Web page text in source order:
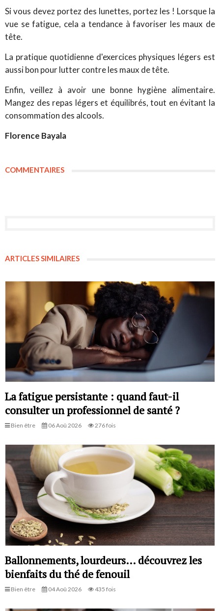
Si vous devez portez des lunettes, portez les ! Lorsque la
vue se fatigue, cela a tendance à favoriser les maux de
tête.
La pratique quotidienne d'exercices physiques légers est
aussi bon pour lutter contre les maux de tête.
Enfin, veillez à avoir une bonne hygiène alimentaire.
Mangez des repas légers et équilibrés, tout en évitant la
consommation des alcools.
Florence Bayala
COMMENTAIRES
ARTICLES SIMILAIRES
La fatigue persistante : quand faut-il
consulter un professionnel de santé ?
Bien être 06 Aoû 2026 276 fois
Ballonnements, lourdeurs… découvrez les
bienfaits du thé de fenouil
Bien être 04 Aoû 2026 435 fois